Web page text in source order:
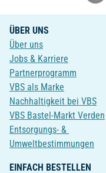
ÜBER UNS
Über uns
Jobs & Karriere
Partnerprogramm
VBS als Marke
Nachhaltigkeit bei VBS
VBS Bastel-Markt Verden
Entsorgungs- &
Umweltbestimmungen
EINFACH BESTELLEN